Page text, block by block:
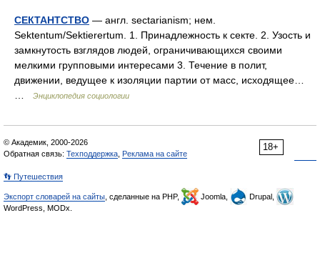
СЕКТАНТСТВО — англ. sectarianism; нем.
Sektentum/Sektierertum. 1. Принадлежность к секте. 2. Узость и
замкнутость взглядов людей, ограничивающихся своими
мелкими групповыми интересами 3. Течение в полит,
движении, ведущее к изоляции партии от масс, исходящее…
Энциклопедия социологии
18+
© Академик, 2000-2026
Обратная связь: Техподдержка Реклама на сайте
👣 Путешествия
Экспорт словарей на сайты , сделанные на PHP, Joomla,
Drupal,
WordPress, MODx.